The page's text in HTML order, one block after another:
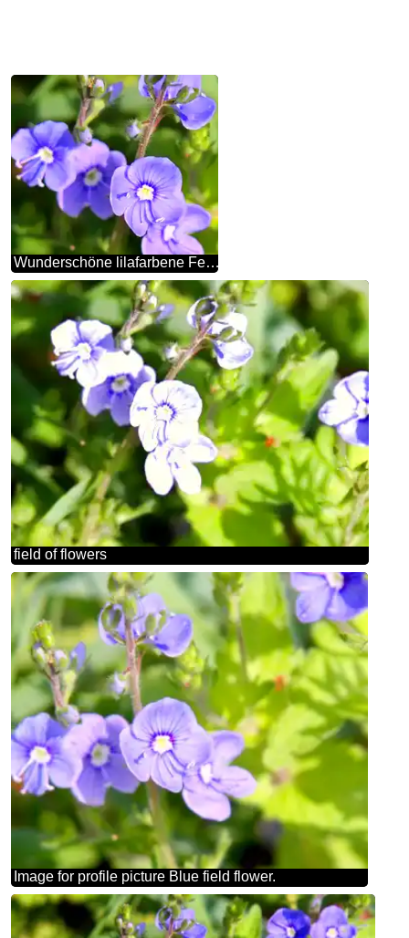
Wunderschöne lilafarbene Feldblume
field of flowers
Image for profile picture Blue field flower.